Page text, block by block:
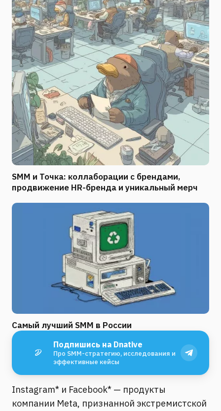
SMM и Точка: коллаборации с брендами,
продвижение HR-бренда и уникальный мерч
Самый лучший SMM в России
Подпишись на Dnative
Про SMM-стратегию, исследования и
эффективные кейсы
Instagram* и Facebook* — продукты
компании Meta, признанной экстремистской